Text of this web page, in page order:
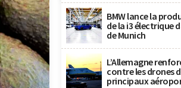
BMW lance la
de la i3 électrique
de Munich
L’Allemagne
contre les drones
principaux